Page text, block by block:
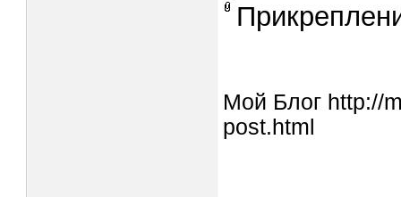
Мой Блог http://
post.html